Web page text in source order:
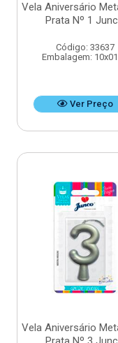
Vela Aniversário
Prata Nº 1
Código: 33637
Embalagem:
Ver Preço
Vela Aniversário